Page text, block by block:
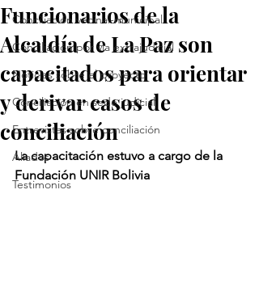
Conciliación vecinal-municipal
Conciliación por vía extrajudicial
Noticias sobre el proyecto
Conciliación en sede judicial
Entrevistas sobre conciliación
Aliados
Testimonios
Funcionarios de la
Alcaldía de La Paz son
capacitados para orientar
y derivar casos de
conciliación
La capacitación estuvo a cargo de la
Fundación UNIR Bolivia